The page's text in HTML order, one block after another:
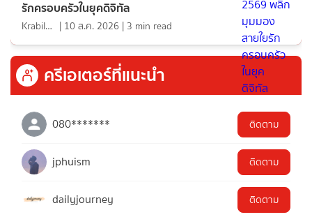
รักครอบครัวในยุคดิจิทัล
KrabiInsight | 10 ส.ค. 2026 | 3 min read
ครีเอเตอร์ที่แนะนำ
080******* ติดตาม
jphuism ติดตาม
dailyjourney ติดตาม